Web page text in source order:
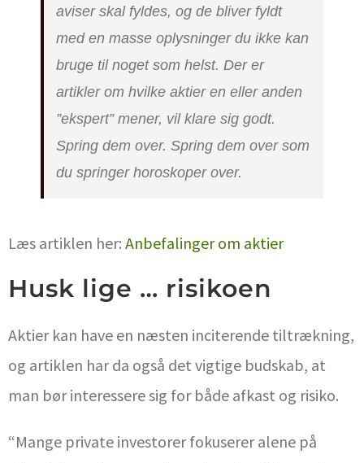
aviser skal fyldes, og de bliver fyldt
med en masse oplysninger du ikke kan
bruge til noget som helst. Der er
artikler om hvilke aktier en eller anden
”ekspert” mener, vil klare sig godt.
Spring dem over. Spring dem over som
du springer horoskoper over.
Læs artiklen her: Anbefalinger om aktier
Husk lige … risikoen
Aktier kan have en næsten inciterende tiltrækning,
og artiklen har da også det vigtige budskab, at
man bør interessere sig for både afkast og risiko.
“Mange private investorerfokuserer alene på